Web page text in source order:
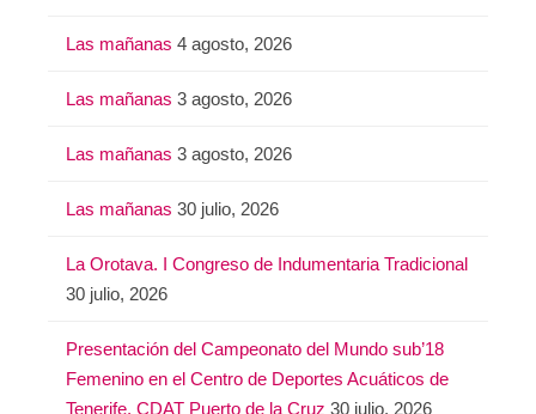
Las mañanas 4 agosto, 2026
Las mañanas 3 agosto, 2026
Las mañanas 3 agosto, 2026
Las mañanas 30 julio, 2026
La Orotava. I Congreso de Indumentaria Tradicional
30 julio, 2026
Presentación del Campeonato del Mundo sub’18
Femenino en el Centro de Deportes Acuáticos de
Tenerife, CDAT Puerto de la Cruz 30 julio, 2026